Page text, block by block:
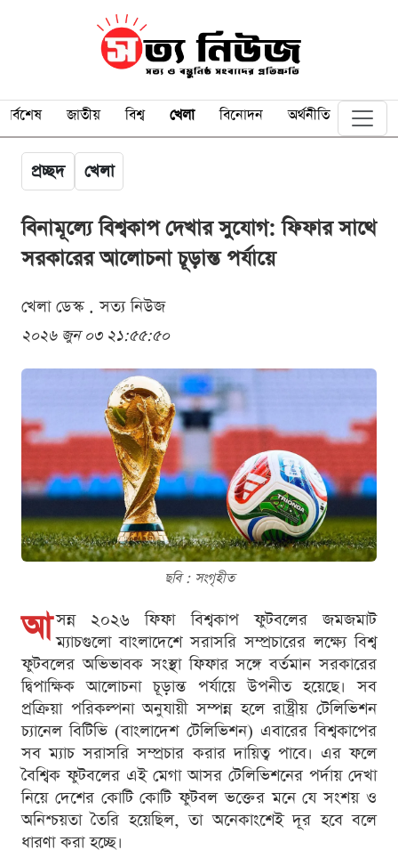
সর্বশেষ জাতীয় বিশ্ব খেলা বিনোদন অর্থনীতি
প্রচ্ছদ খেলা
বিনামূল্যে বিশ্বকাপ দেখার সুযোগ: ফিফার সাথে
সরকারের আলোচনা চূড়ান্ত পর্যায়ে
খেলা ডেস্ক . সত্য নিউজ
২০২৬ জুন ০৩ ২১:৫৫:৫০
ছবি : সংগৃহীত
আ সন্ন ২০২৬ ফিফা বিশ্বকাপ ফুটবলের জমজমাট
ম্যাচগুলো বাংলাদেশে সরাসরি সম্প্রচারের লক্ষ্যে বিশ্ব
ফুটবলের অভিভাবক সংস্থা ফিফার সঙ্গে বর্তমান সরকারের
দ্বিপাক্ষিক আলোচনা চূড়ান্ত পর্যায়ে উপনীত হয়েছে। সব
প্রক্রিয়া পরিকল্পনা অনুযায়ী সম্পন্ন হলে রাষ্ট্রীয় টেলিভিশন
চ্যানেল বিটিভি (বাংলাদেশ টেলিভিশন) এবারের বিশ্বকাপের
সব ম্যাচ সরাসরি সম্প্রচার করার দায়িত্ব পাবে। এর ফলে
বৈশ্বিক ফুটবলের এই মেগা আসর টেলিভিশনের পর্দায় দেখা
নিয়ে দেশের কোটি কোটি ফুটবল ভক্তের মনে যে সংশয় ও
অনিশ্চয়তা তৈরি হয়েছিল, তা অনেকাংশেই দূর হবে বলে
ধারণা করা হচ্ছে।